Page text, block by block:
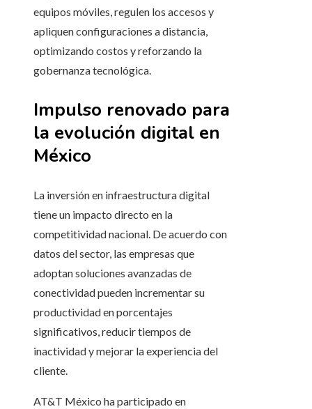
equipos móviles, regulen los accesos y
apliquen configuraciones a distancia,
optimizando costos y reforzando la
gobernanza tecnológica.
Impulso renovado para
la evolución digital en
México
La inversión en infraestructura digital
tiene un impacto directo en la
competitividad nacional. De acuerdo con
datos del sector, las empresas que
adoptan soluciones avanzadas de
conectividad pueden incrementar su
productividad en porcentajes
significativos, reducir tiempos de
inactividad y mejorar la experiencia del
cliente.
AT&T México ha participado en